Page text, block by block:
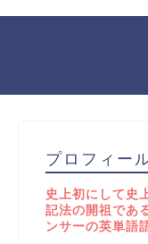
プロフィー
史上初にして史
記法の開祖であ
ンサーの英単語